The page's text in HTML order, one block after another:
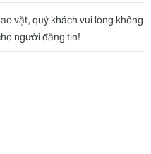
vặt, quý khách vui lòng không
người đăng tin!